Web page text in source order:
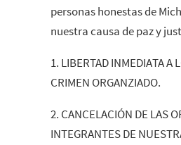
personas honestas de
nuestra causa de paz y
1. LIBERTAD INMEDIATA A
CRIMEN ORGANZIADO.
2. CANCELACIÓN DE LAS
INTEGRANTES DE